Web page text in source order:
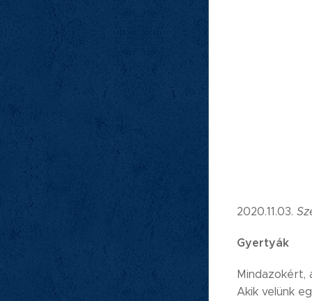
2020.11.03.
Gyertyák
Mindazokért,
Akik velünk